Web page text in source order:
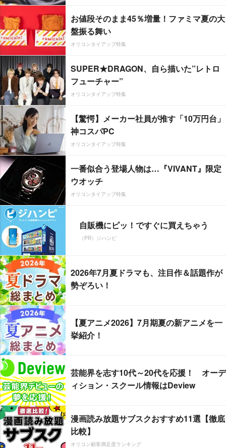
お値段そのまま45％増量！ファミマ夏の大
盤振る舞い
オリコンタイアップ特集
SUPER★DRAGON、自ら描いた”レトロ
フューチャー”
オリコンタイアップ特集
【驚愕】メーカー社員が推す「10万円台」
神コスパPC
オリコンタイアップ特集
一番似合う登場人物は…『VIVANT』限定
ウオッチ
オリコンタイアップ特集
自販機にピッ！ですぐに買えちゃう
（PR）ジハンピ
2026年7月夏ドラマも、注目作＆話題作が
勢ぞろい！
【夏アニメ2026】7月期夏の新アニメを一
挙紹介！
芸能界を志す10代～20代を応援！ オーデ
ィション・スクール情報はDeview
漫画読み放題サブスクおすすめ11選【徹底
比較】
オリコン顧客満足度ランキング